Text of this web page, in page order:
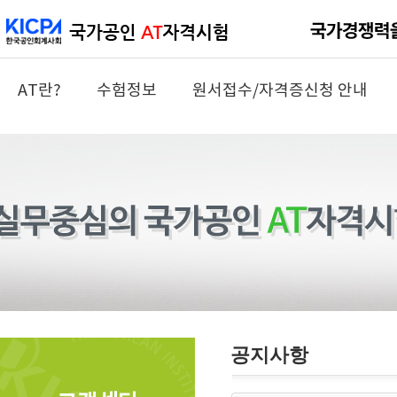
AT란? 수험정보 원서접수/자격증신청 안내
공지사항